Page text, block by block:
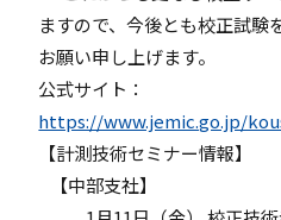
ますので、今後とも校正試験
お願い申し上げます。
公式サイト：
https://www.jemic.go.jp/
【計測技術セミナー情報】
【中部支社】